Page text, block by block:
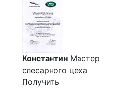
Константин Мастер
слесарного цеха
Получить